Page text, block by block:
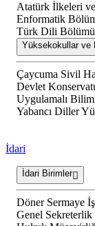
Atatürk İlkeleri
Enformatik
Türk Dili Bölümü
Yüksekokullar ve
Çaycuma Sivil
Devlet
Uygulamalı
Yabancı Diller
İdari
İdari Birimler
Döner Sermaye
Genel Sekreterlik